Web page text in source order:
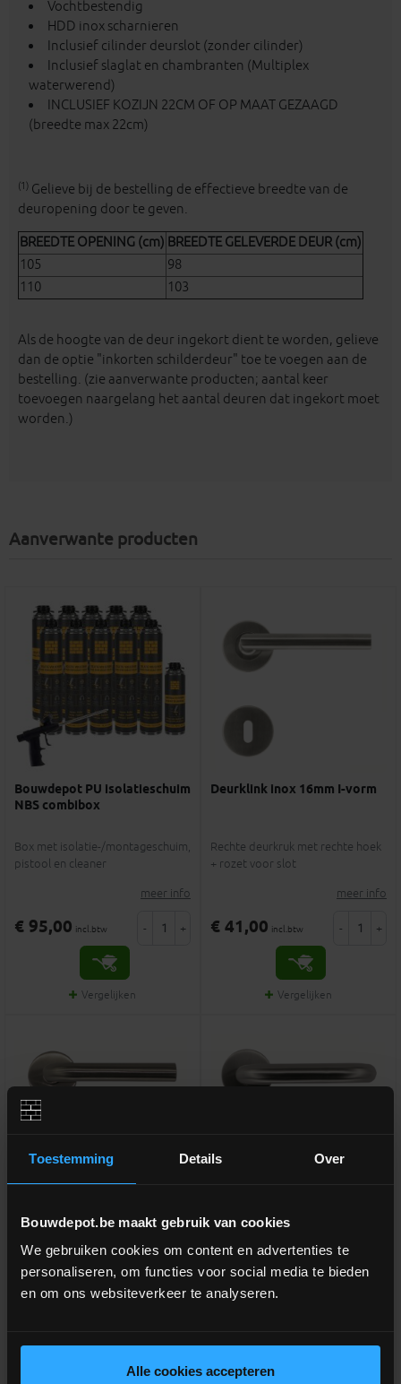
Toestemming Details Over
Bouwdepot.be maakt gebruik van cookies
We gebruiken cookies om content en advertenties te
personaliseren, om functies voor social media te bieden
en om ons websiteverkeer te analyseren.
Alle cookies accepteren
Vochtbestendig
HDD inox scharnieren
Inclusief cilinder deurslot (zonder cilinder)
Inclusief slaglat en chambranten (Multiplex
waterwerend)
INCLUSIEF KOZIJN 22CM OF OP MAAT GEZAAGD
(breedte max 22cm)
(1) Gelieve bij de bestelling de effectieve breedte van de
deuropening door te geven.
BREEDTE OPENING (cm) BREEDTE GELEVERDE DEUR (cm)
105
98
110
103
Als de hoogte van de deur ingekort dient te worden, gelieve
dan de optie "inkorten schilderdeur" toe te voegen aan de
bestelling. (zie aanverwante producten; aantal keer
toevoegen naargelang het aantal deuren dat ingekort moet
worden.)
Aanverwante producten
Bouwdepot PU isolatieschuim
NBS combibox
Box met isolatie-/montageschuim,
pistool en cleaner
meer info
€ 95,00 incl.btw - +
Vergelijken
Deurklink inox 16mm I-vorm
Rechte deurkruk met rechte hoek
+ rozet voor slot
meer info
€ 41,00 incl.btw - +
Vergelijken
Deurklink inox 19mm L-vorm
Rechte deurkruk met gebogen
hoek + rozet voor slot
€ 41,00
Deurklink inox 19mm U-vorm
Gebogen deurkruk + rozet voor
slot